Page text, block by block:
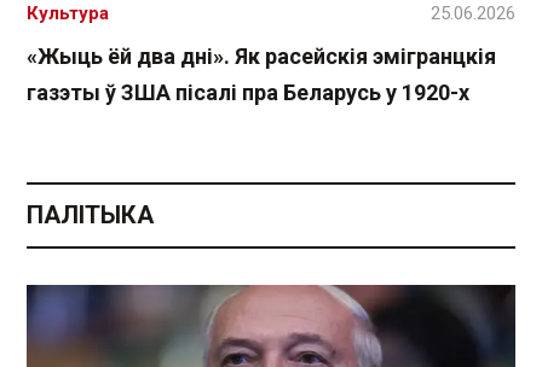
«Жыць ёй два дні». Як расейскія эмігранцкія
газэты ў ЗША пісалі пра Беларусь у 1920-х
Культура 25.06.2026
ПАЛІТЫКА